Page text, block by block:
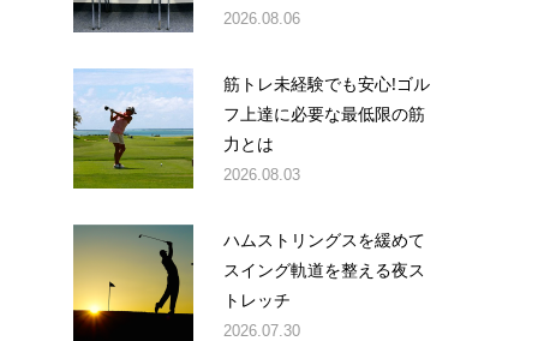
2026.08.06
筋トレ未経験でも安心!ゴル
フ上達に必要な最低限の筋
力とは
2026.08.03
ハムストリングスを緩めて
スイング軌道を整える夜ス
トレッチ
2026.07.30